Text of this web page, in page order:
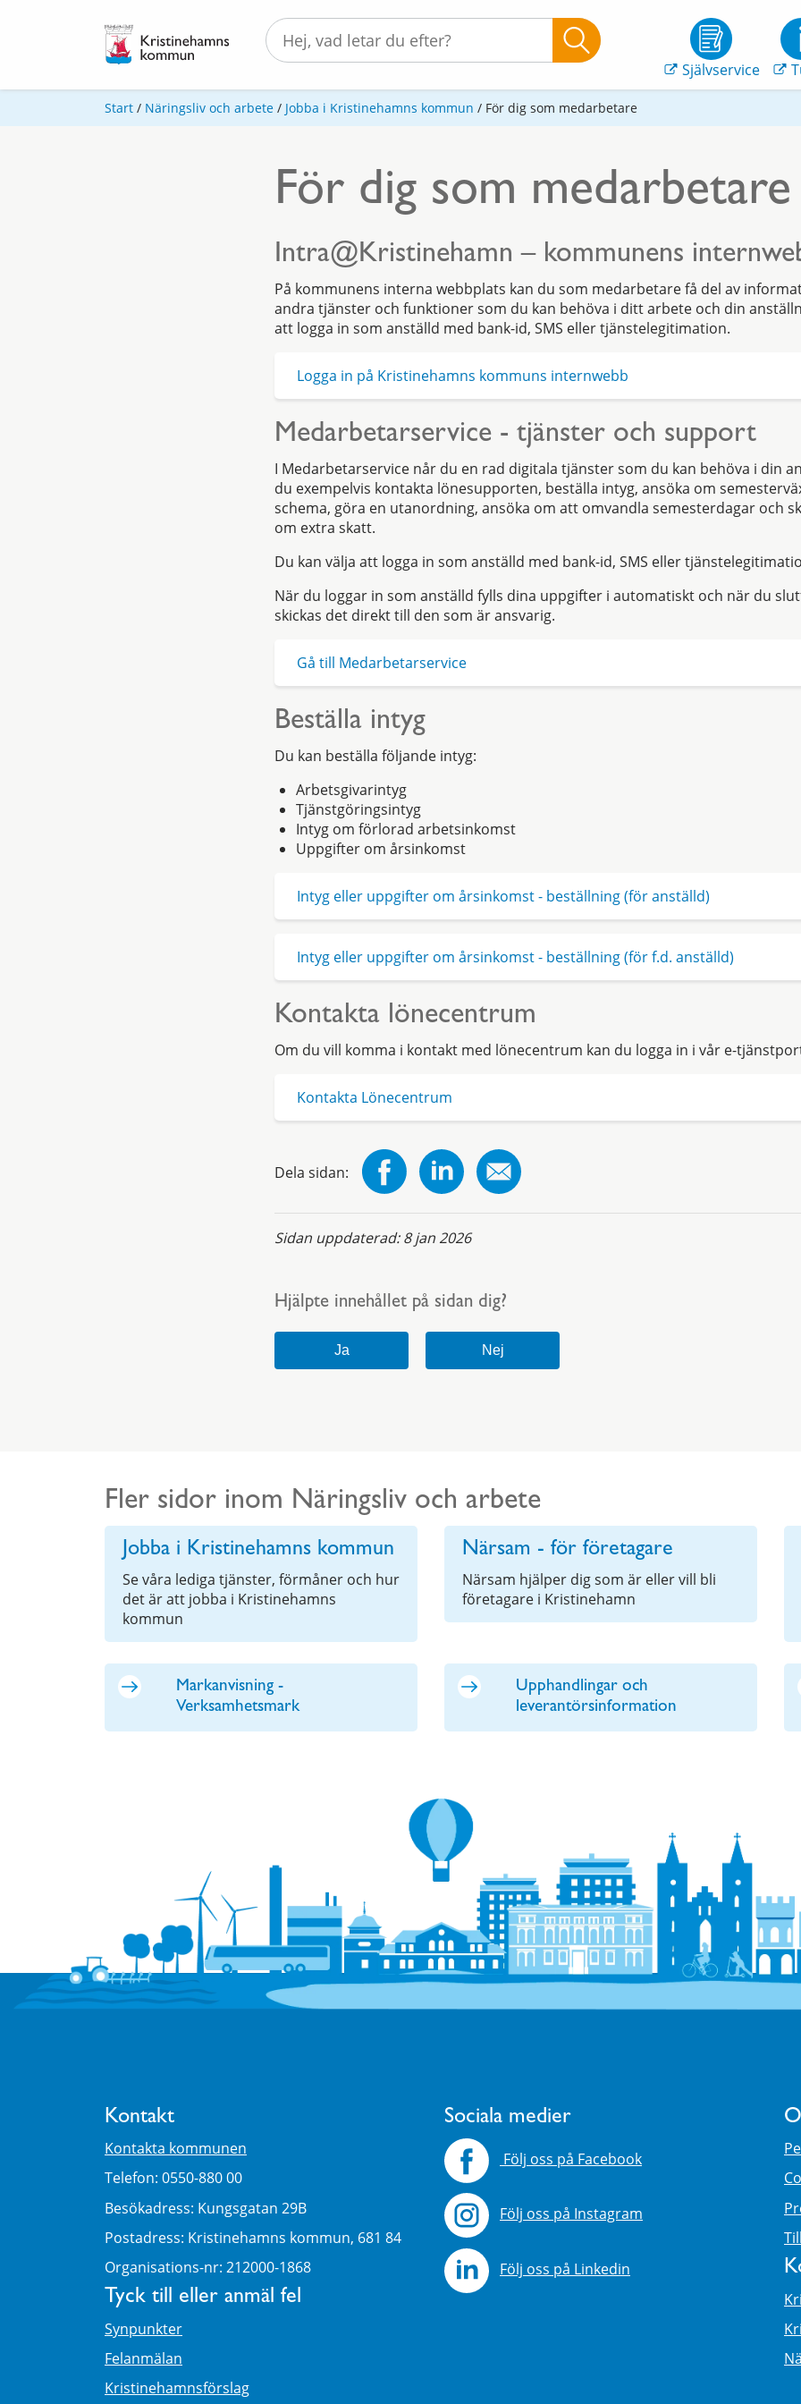
Självservice
Start / Näringsliv och arbete / Jobba i Kristinehamns kommun / För dig som medarbetare
För dig som medarbetare
Intra@Kristinehamn – kommunens
På kommunens interna webbplats kan du som medarbetare få del av
andra tjänster och funktioner som du kan behöva i ditt arbete och din
att logga in som anställd med bank-id, SMS eller tjänstelegitimation.
Logga in på Kristinehamns kommuns internwebb
Medarbetarservice - tjänster och support
I Medarbetarservice når du en rad digitala tjänster som du kan behöva i din
du exempelvis kontakta lönesupporten, beställa intyg, ansöka om
schema, göra en utanordning, ansöka om att omvandla semesterdagar och
om extra skatt.
Du kan välja att logga in som anställd med bank-id, SMS eller
När du loggar in som anställd fylls dina uppgifter i automatiskt och när du
skickas det direkt till den som är ansvarig.
Gå till Medarbetarservice
Beställa intyg
Du kan beställa följande intyg:
Arbetsgivarintyg
Tjänstgöringsintyg
Intyg om förlorad arbetsinkomst
Uppgifter om årsinkomst
Intyg eller uppgifter om årsinkomst - beställning (för anställd)
Intyg eller uppgifter om årsinkomst - beställning (för f.d. anställd)
Kontakta lönecentrum
Om du vill komma i kontakt med lönecentrum kan du logga in i vår e-
Kontakta Lönecentrum
Dela sidan:
Sidan uppdaterad:8 jan 2026
Hjälpte innehållet på sidan dig?
Fler sidor inom Näringsliv och arbete
Jobba i Kristinehamns kommun
Se våra lediga tjänster, förmåner och hur
det är att jobba i Kristinehamns
kommun
Närsam - för företagare
Närsam hjälper dig som är eller vill bli
företagare i Kristinehamn
Markanvisning -
Verksamhetsmark
Upphandlingar och
leverantörsinformation
Kontakt
Kontakta kommunen
Telefon: 0550-880 00
Besökadress: Kungsgatan 29B
Postadress: Kristinehamns kommun, 681 84
Organisations-nr: 212000-1868
Tyck till eller anmäl fel
Synpunkter
Felanmälan
Kristinehamnsförslag
Sociala medier
Följ oss på Facebook
Följ oss på Instagram
Följ oss på Linkedin